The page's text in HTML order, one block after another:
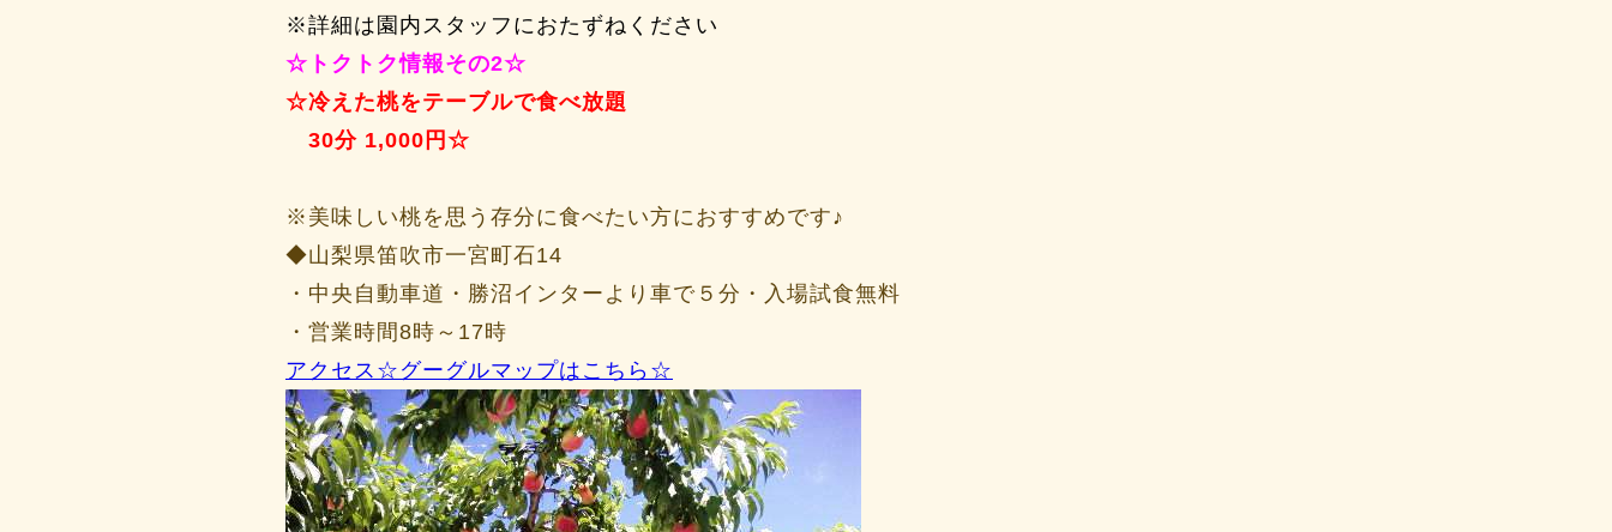
※詳細は園内スタッフにおたずねください
☆トクトク情報その2☆
☆冷えた桃をテーブルで食べ放題
30分 1,000円☆
※美味しい桃を思う存分に食べたい方におすすめです♪
◆山梨県笛吹市一宮町石14
・中央自動車道・勝沼インターより車で５分・入場試食無料
・営業時間8時～17時
アクセス☆グーグルマップはこちら☆